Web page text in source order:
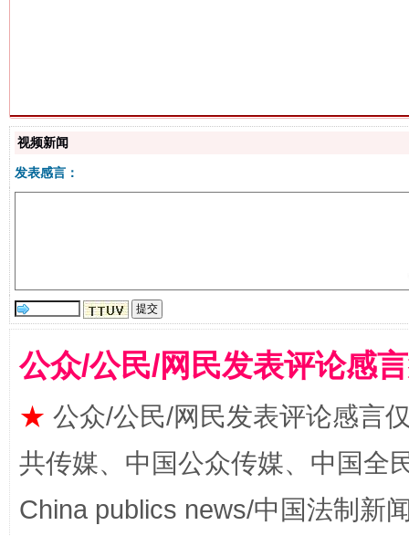
揭批美国五大"原罪"
视频新闻
发表感言：
公众/公民/网民发表评论感
★ 公众/公民/网民发表评论感言
共传媒、中国公众传媒、中国全
China publics news/中国法制新